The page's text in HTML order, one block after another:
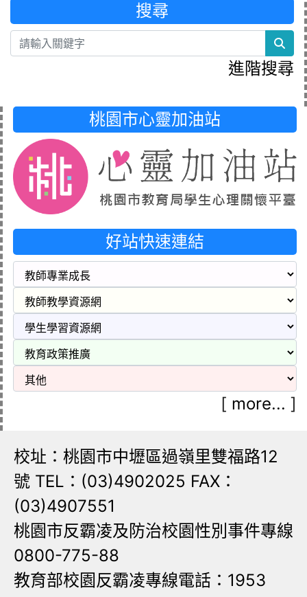
搜尋
進階搜尋
桃園市心靈加油站
好站快速連結
[ more... ]
校址：桃園市中壢區過嶺里雙福路12
號 TEL：(03)4902025 FAX：
(03)4907551
桃園市反霸凌及防治校園性別事件專線
0800-775-88
教育部校園反霸凌專線電話：1953